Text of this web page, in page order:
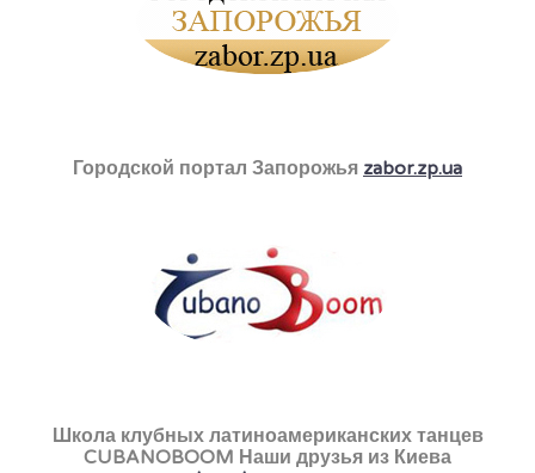
Городской портал Запорожья zabor.zp.ua
Школа клубных латиноамериканских танцев
CUBANOBOOM Наши друзья из Киева